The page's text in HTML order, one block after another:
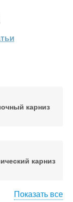
карниз
карниз
Показать все